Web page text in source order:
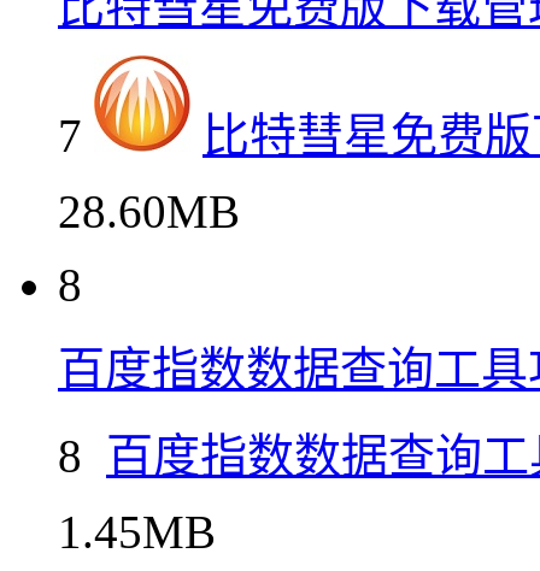
7
比特彗星免费
28.60MB
8
百度指数数据查询工
8 百度指数数据查询
1.45MB